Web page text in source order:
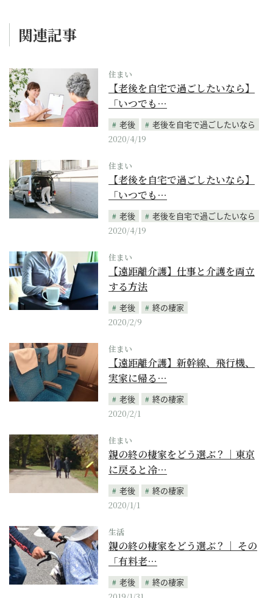
関連記事
住まい
【老後を自宅で過ごしたいなら】
「いつでも…
老後
老後を自宅で過ごしたいなら
2020/4/19
住まい
【老後を自宅で過ごしたいなら】
「いつでも…
老後
老後を自宅で過ごしたいなら
2020/4/19
住まい
【遠距離介護】仕事と介護を両立
する方法
老後
終の棲家
2020/2/9
住まい
【遠距離介護】新幹線、飛行機、
実家に帰る…
老後
終の棲家
2020/2/1
住まい
親の終の棲家をどう選ぶ？｜東京
に戻ると冷…
老後
終の棲家
2020/1/1
生活
親の終の棲家をどう選ぶ？｜ その
「有料老…
老後
終の棲家